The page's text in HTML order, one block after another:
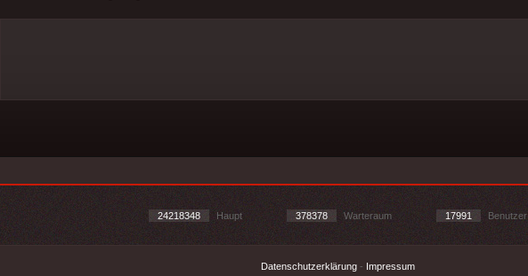
24218348 Haupt 378378 Warteraum 17991 Benutzer
Datenschutzerklärung- Impressum